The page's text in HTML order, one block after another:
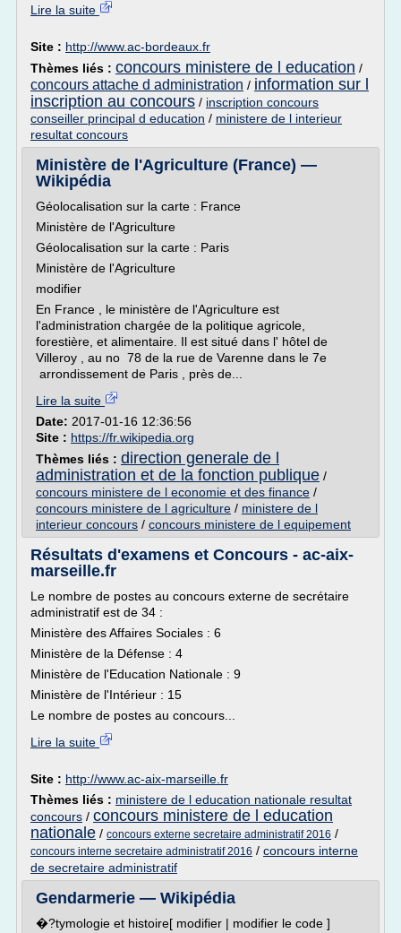
Lire la suite
Site : http://www.ac-bordeaux.fr
Thèmes liés : concours ministere de l education /
concours attache d administration / information sur l
inscription au concours / inscription concours
conseiller principal d education / ministere de l interieur
resultat concours
Ministère de l'Agriculture (France) —
Wikipédia
Géolocalisation sur la carte : France
Ministère de l'Agriculture
Géolocalisation sur la carte : Paris
Ministère de l'Agriculture
modifier
En France , le ministère de l'Agriculture est
l'administration chargée de la politique agricole,
forestière, et alimentaire. Il est situé dans l' hôtel de
Villeroy , au no 78 de la rue de Varenne dans le 7e
arrondissement de Paris , près de...
Lire la suite
Date: 2017-01-16 12:36:56
Site : https://fr.wikipedia.org
Thèmes liés : direction generale de l
administration et de la fonction publique /
concours ministere de l economie et des finance /
concours ministere de l agriculture / ministere de l
interieur concours / concours ministere de l equipement
Résultats d'examens et Concours - ac-aix-
marseille.fr
Le nombre de postes au concours externe de secrétaire
administratif est de 34 :
Ministère des Affaires Sociales : 6
Ministère de la Défense : 4
Ministère de l'Education Nationale : 9
Ministère de l'Intérieur : 15
Le nombre de postes au concours...
Lire la suite
Site : http://www.ac-aix-marseille.fr
Thèmes liés : ministere de l education nationale resultat
concours / concours ministere de l education
nationale / concours externe secretaire administratif 2016 /
concours interne secretaire administratif 2016 / concours interne
de secretaire administratif
Gendarmerie — Wikipédia
�?tymologie et histoire[ modifier | modifier le code ]